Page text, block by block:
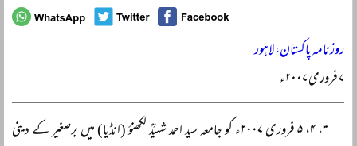
روزنامہ پاکستان، لاہور
۷ فروری ۲۰۰۷ء
۳، ۴، ۵ فروری ۲۰۰۷ء کو جامعہ سید احمد شہیدؒ لکھنؤ (انڈیا) میں برصغیر کے دینی